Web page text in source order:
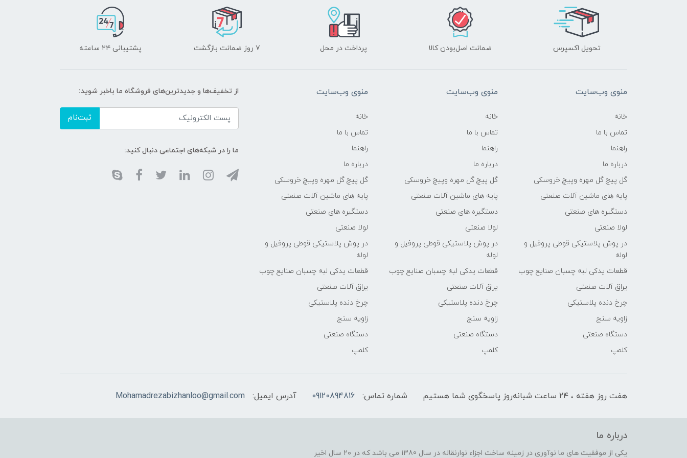
تحویل اکسپرس ضمانت اصل‌بودن کالا پرداخت در محل ۷ روز ضمانت بازگشت پشتیبانی ۲۴ ساعته
منوی وب‌سایت
خانه
تماس با ما
راهنما
درباره ما
گل پیچ گل مهره وپیچ خروسکی
پایه های ماشین آلات صنعتی
دستگیره های صنعتی
لولا صنعتی
در پوش پلاستیکی قوطی پروفیل و
لوله
قطعات یدکی لبه چسبان صنایع چوب
یراق آلات صنعتی
چرخ دنده پلاستیکی
زاویه سنج
دستگاه صنعتی
کلمپ
منوی وب‌سایت
خانه
تماس با ما
راهنما
درباره ما
گل پیچ گل مهره وپیچ خروسکی
پایه های ماشین آلات صنعتی
دستگیره های صنعتی
لولا صنعتی
در پوش پلاستیکی قوطی پروفیل و
لوله
قطعات یدکی لبه چسبان صنایع چوب
یراق آلات صنعتی
چرخ دنده پلاستیکی
زاویه سنج
دستگاه صنعتی
کلمپ
منوی وب‌سایت
خانه
تماس با ما
راهنما
درباره ما
گل پیچ گل مهره وپیچ خروسکی
پایه های ماشین آلات صنعتی
دستگیره های صنعتی
لولا صنعتی
در پوش پلاستیکی قوطی پروفیل و
لوله
قطعات یدکی لبه چسبان صنایع چوب
یراق آلات صنعتی
چرخ دنده پلاستیکی
زاویه سنج
دستگاه صنعتی
کلمپ
از تخفیف‌ها و جدیدترین‌های فروشگاه ما باخبر شوید:
ثبت‌نام
ما را در شبکه‌های اجتماعی دنبال کنید:
هفت روز هفته ، ۲۴ ساعت شبانه‌روز پاسخگوی شما هستیم شماره تماس: 09120894816 آدرس ایمیل: Mohamadrezabizhanloo@gmail.com
درباره ما
یکی از موفقیت های ما نوآوری در زمینه ساخت اجزاء نوارنقاله در سال 1380 می باشد که در ۲۰ سال اخیر